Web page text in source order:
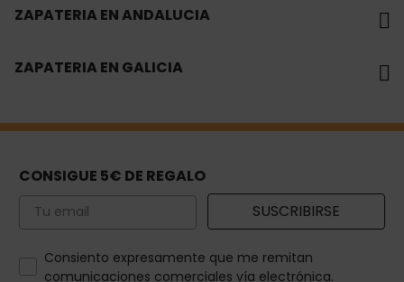
ZAPATERIA EN ANDALUCIA
ZAPATERIA EN GALICIA
CONSIGUE 5€ DE REGALO
Email SUSCRIBIRSE
How would you like to hear from us?
Consiento expresamente que me remitan
comunicaciones comerciales vía electrónica.